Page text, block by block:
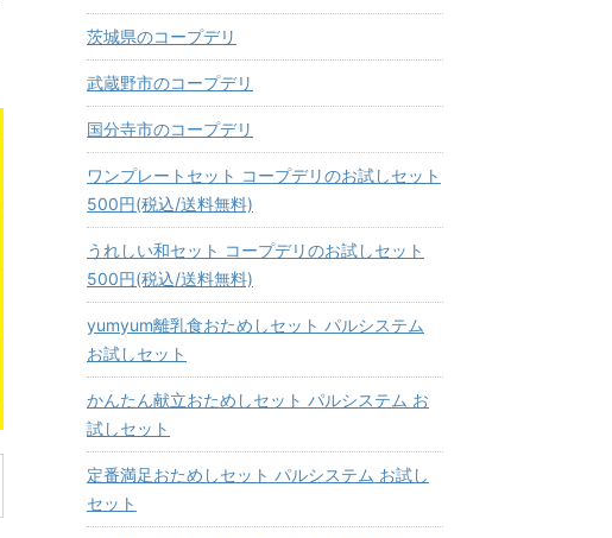
茨城県のコープデリ
武蔵野市のコープデリ
国分寺市のコープデリ
ワンプレートセット コープデリのお試しセット
500円(税込/送料無料)
うれしい和セット コープデリのお試しセット
500円(税込/送料無料)
yumyum離乳食おためしセット パルシステム
お試しセット
かんたん献立おためしセット パルシステム お
試しセット
定番満足おためしセット パルシステム お試し
セット